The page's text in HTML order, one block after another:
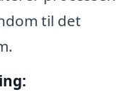
til det